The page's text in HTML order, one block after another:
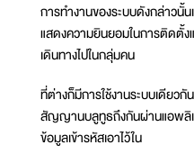
การทำงานของระบบดังกล่าวนั้น
แสดงความยินยอมในการติดตั้ง
เดินทางไปในกลุ่มคน
ที่ต่างก็มีการใช้งานระบบเดียว
สัญญานบลูทูธถึงกันผ่านแอพลิเ
ข้อมูลเข้ารหัสเอาไว้ใน